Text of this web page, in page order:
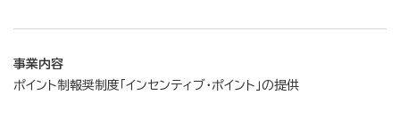
事業内容
ポイント制報奨制度「インセンティブ・ポイント」の提供